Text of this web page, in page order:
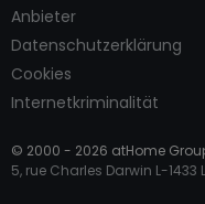
Anbieter
Datenschutzerklärung
Cookies
Internetkriminalität
© 2000 - 2026 atHome
5, rue Charles Darwin L-1433